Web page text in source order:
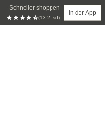
Schneller shoppen
(13.2 tsd)
in der App